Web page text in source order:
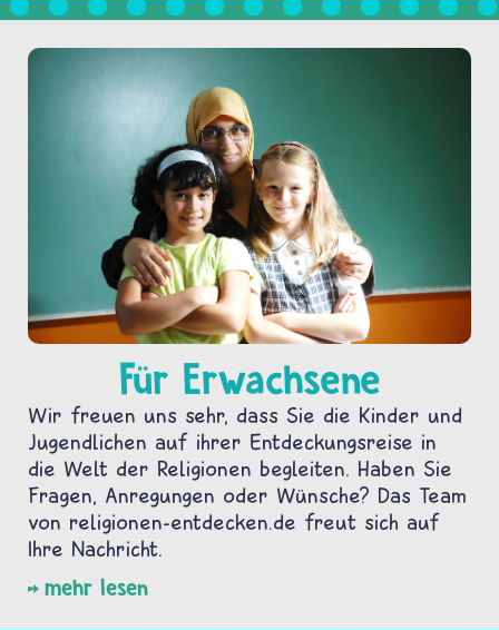
Für Erwachsene
Wir freuen uns sehr, dass Sie die Kinder und
Jugendlichen auf ihrer Entdeckungsreise in
die Welt der Religionen begleiten. Haben Sie
Fragen, Anregungen oder Wünsche? Das Team
von religionen-entdecken.de freut sich auf
Ihre Nachricht.
mehr lesen